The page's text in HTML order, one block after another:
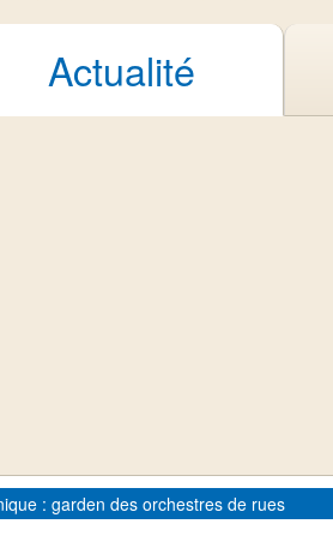
Actualité
: garden des orchestres de rues